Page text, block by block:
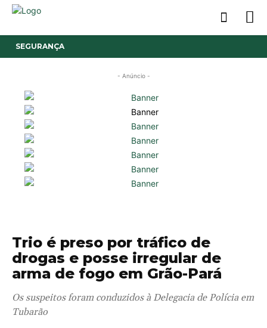
SEGURANÇA
- Anúncio -
Trio é preso por tráfico de
drogas e posse irregular de
arma de fogo em Grão-Pará
Os suspeitos foram conduzidos à Delegacia de Polícia em
Tubarão